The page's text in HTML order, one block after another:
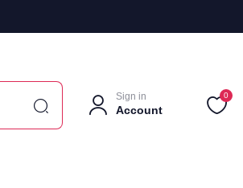
Sign in
Account
0